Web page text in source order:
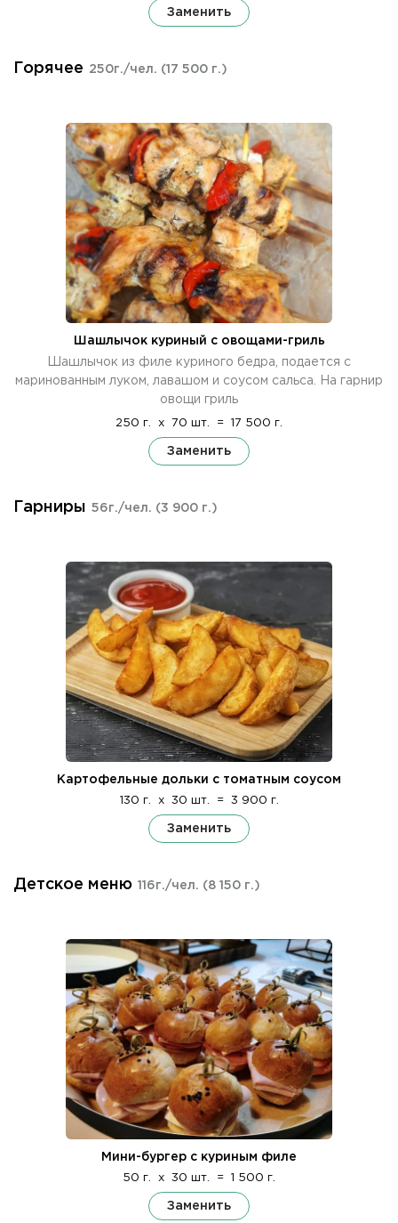
Заменить
Горячее 250г./чел. (17 500 г.)
Шашлычок куриный с овощами-гриль
Шашлычок из филе куриного бедра, подается с
маринованным луком, лавашом и соусом сальса. На гарнир
овощи гриль
250 г. x 70 шт. = 17 500 г.
Заменить
Гарниры 56г./чел. (3 900 г.)
Картофельные дольки с томатным соусом
130 г. x 30 шт. = 3 900 г.
Заменить
Детское меню 116г./чел. (8 150 г.)
Мини-бургер с куриным филе
50 г. x 30 шт. = 1 500 г.
Заменить